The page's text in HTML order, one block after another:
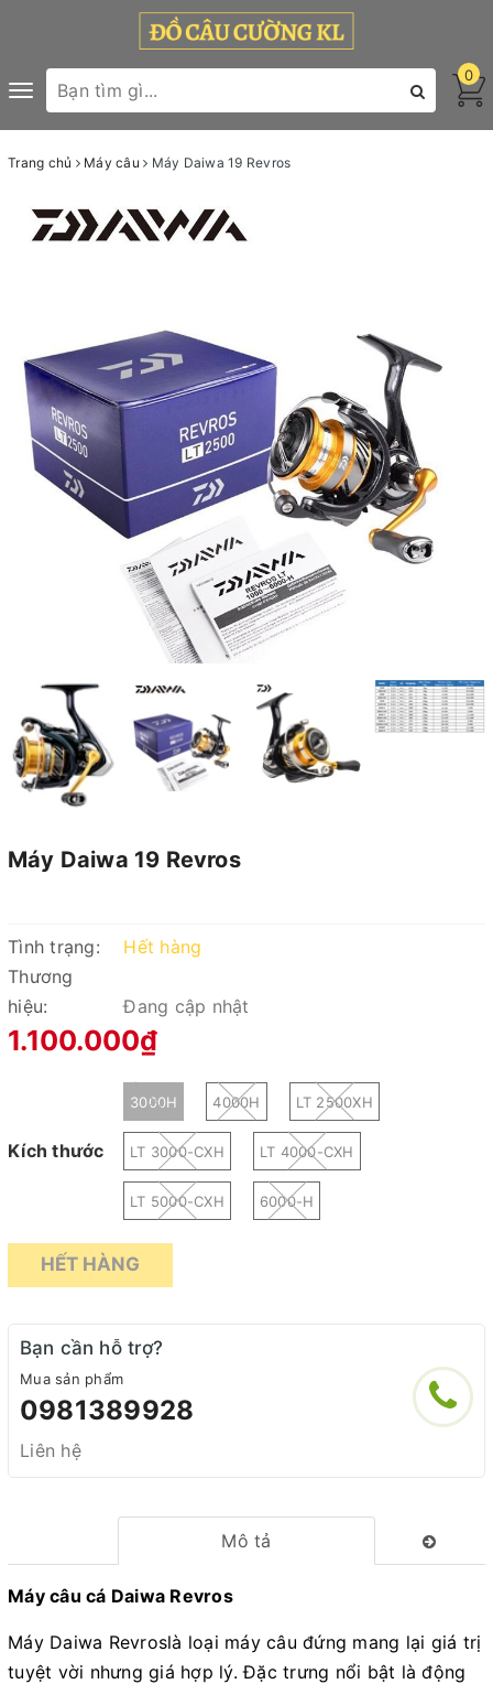
Toggle
navigation
0
Trang chủ Máy câu Máy Daiwa 19 Revros
Máy Daiwa 19 Revros
Tình trạng:
Hết hàng
Thương
hiệu:
Đang cập nhật
1.100.000₫
Kích thước
3000H 4000H LT 2500XH
LT 3000-CXH LT 4000-CXH
LT 5000-CXH 6000-H
HẾT HÀNG
Bạn cần hỗ trợ?
Mua sản phẩm
0981389928
Liên hệ
Mô tả
Máy câu cá Daiwa Revros
Máy Daiwa Revroslà loại máy câu đứng mang lại giá trị
tuyệt vời nhưng giá hợp lý. Đặc trưng nổi bật là động